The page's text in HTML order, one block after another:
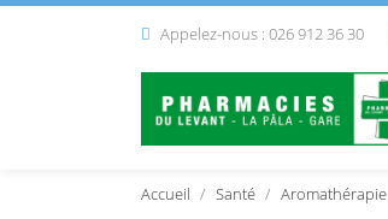
 Appelez-nous : 026 912 36 30
Accueil Santé Aromathérapie